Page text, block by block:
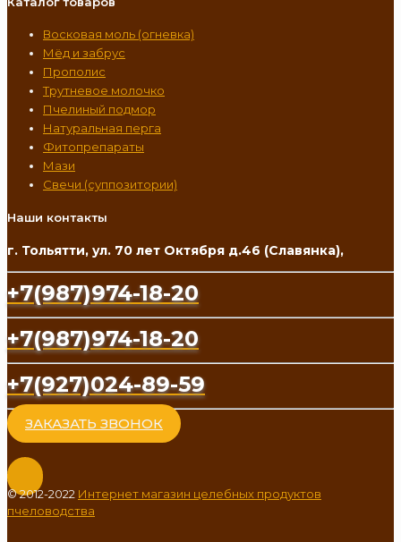
Восковая моль (огневка)
Мёд и забрус
Прополис
Трутневое молочко
Пчелиный подмор
Натуральная перга
Фитопрепараты
Мази
Свечи (суппозитории)
Наши контакты
г. Тольятти, ул. 70 лет Октября д.46 (Славянка),
+7(987)974-18-20
+7(987)974-18-20
+7(927)024-89-59
ЗАКАЗАТЬ ЗВОНОК
© 2012-2022 Интернет магазин целебных продуктов
пчеловодства